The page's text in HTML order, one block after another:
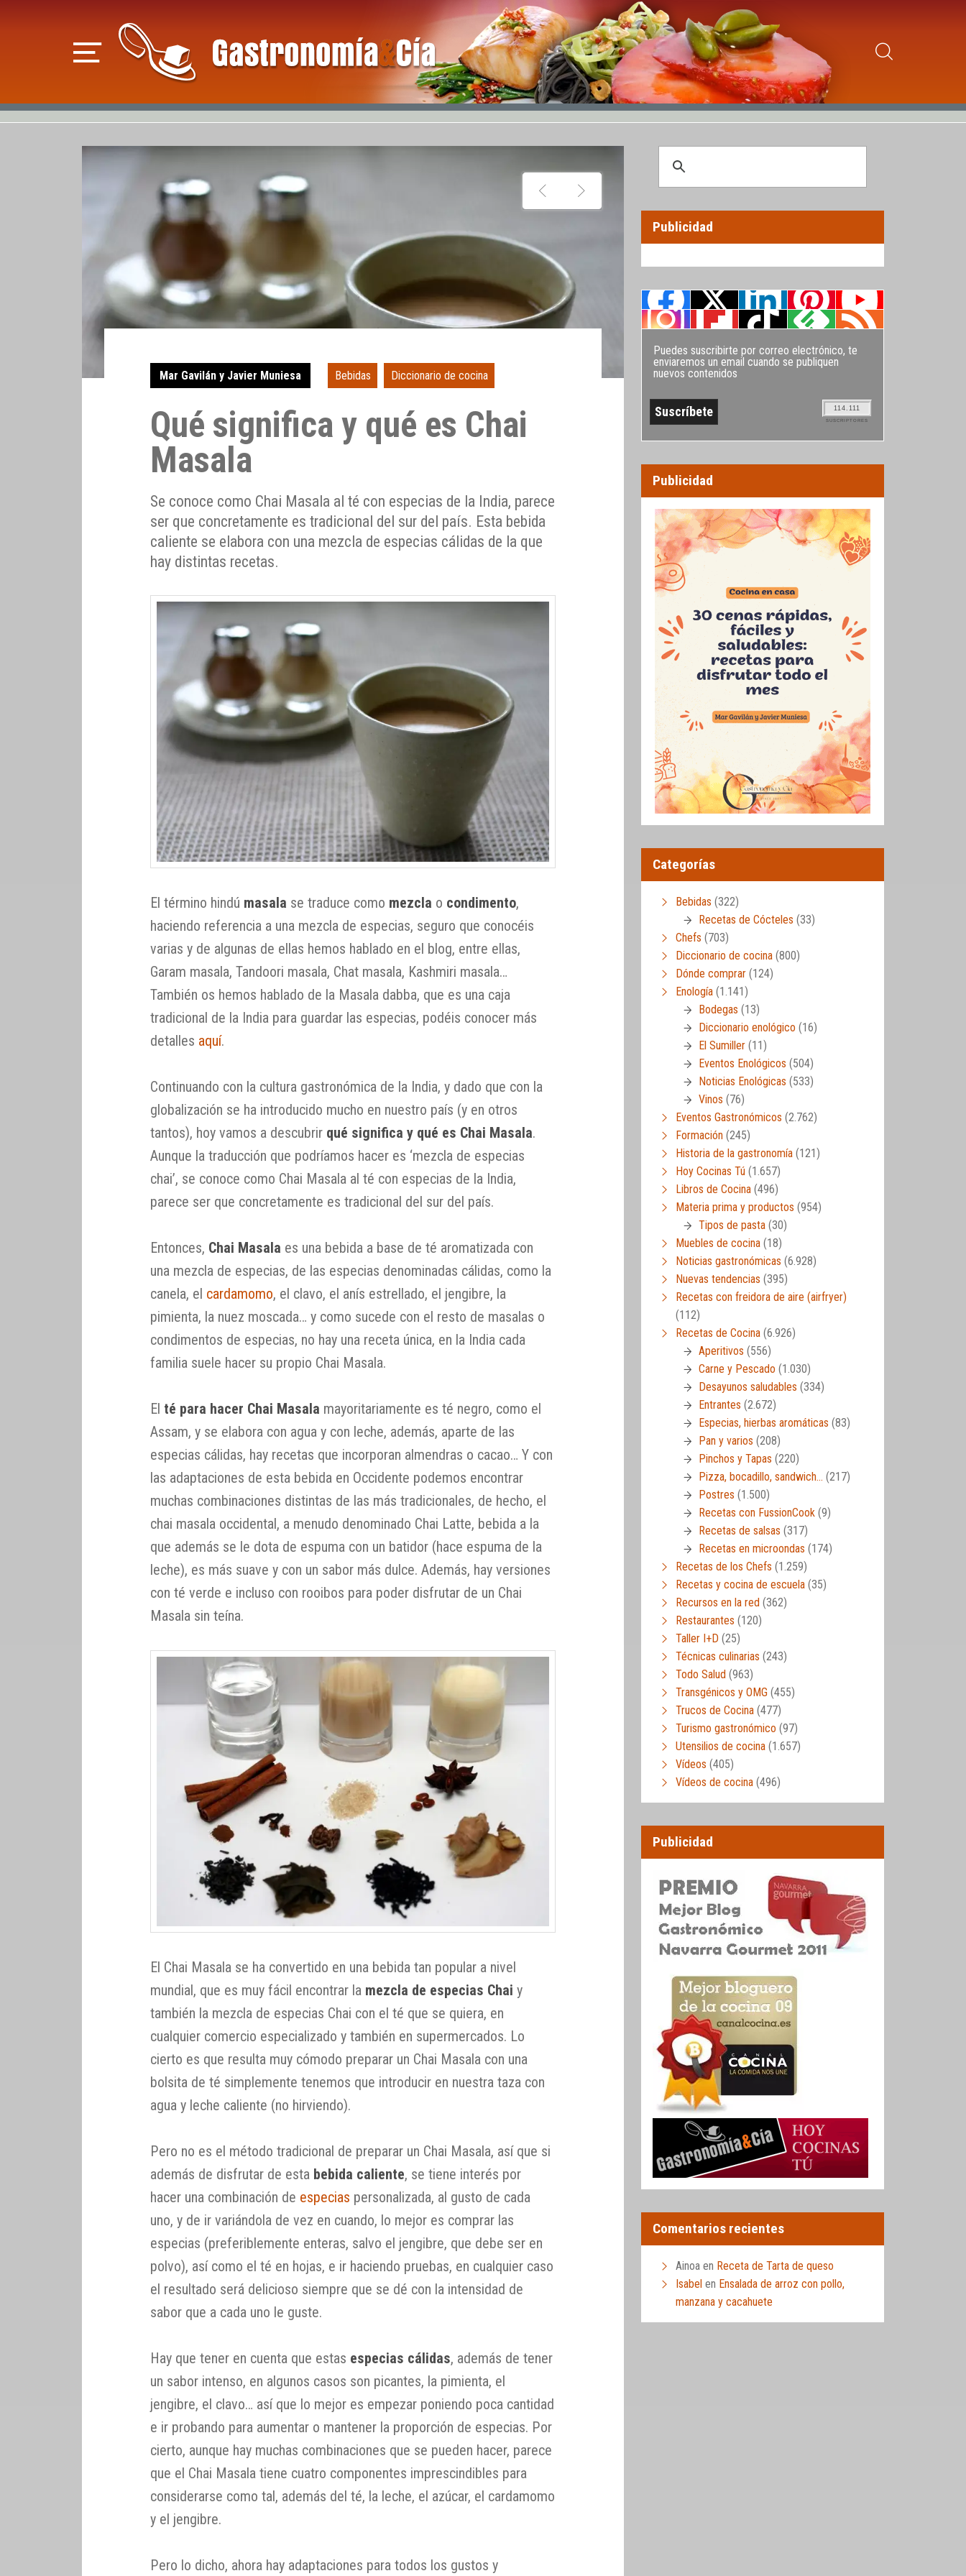
Mar Gavilán y Javier Muniesa Bebidas Diccionario de cocina
Qué significa y qué es Chai
Masala
Se conoce como Chai Masala al té con especias de la India, parece
ser que concretamente es tradicional del sur del país. Esta bebida
caliente se elabora con una mezcla de especias cálidas de la que
hay distintas recetas.
El término hindú masala se traduce como mezcla o condimento,
haciendo referencia a una mezcla de especias, seguro que conocéis
varias y de algunas de ellas hemos hablado en el blog, entre ellas,
Garam masala, Tandoori masala, Chat masala, Kashmiri masala…
También os hemos hablado de la Masala dabba, que es una caja
tradicional de la India para guardar las especias, podéis conocer más
detalles aquí.
Continuando con la cultura gastronómica de la India, y dado que con la
globalización se ha introducido mucho en nuestro país (y en otros
tantos), hoy vamos a descubrir qué significa y qué es Chai Masala.
Aunque la traducción que podríamos hacer es ‘mezcla de especias
chai’, se conoce como Chai Masala al té con especias de la India,
parece ser que concretamente es tradicional del sur del país.
Entonces, Chai Masala es una bebida a base de té aromatizada con
una mezcla de especias, de las especias denominadas cálidas, como la
canela, el cardamomo, el clavo, el anís estrellado, el jengibre, la
pimienta, la nuez moscada… y como sucede con el resto de masalas o
condimentos de especias, no hay una receta única, en la India cada
familia suele hacer su propio Chai Masala.
El té para hacer Chai Masala mayoritariamente es té negro, como el
Assam, y se elabora con agua y con leche, además, aparte de las
especias cálidas, hay recetas que incorporan almendras o cacao… Y con
las adaptaciones de esta bebida en Occidente podemos encontrar
muchas combinaciones distintas de las más tradicionales, de hecho, el
chai masala occidental, a menudo denominado Chai Latte, bebida a la
que además se le dota de espuma con un batidor (hace espuma de la
leche), es más suave y con un sabor más dulce. Además, hay versiones
con té verde e incluso con rooibos para poder disfrutar de un Chai
Masala sin teína.
El Chai Masala se ha convertido en una bebida tan popular a nivel
mundial, que es muy fácil encontrar la mezcla de especias Chai y
también la mezcla de especias Chai con el té que se quiera, en
cualquier comercio especializado y también en supermercados. Lo
cierto es que resulta muy cómodo preparar un Chai Masala con una
bolsita de té simplemente tenemos que introducir en nuestra taza con
agua y leche caliente (no hirviendo).
Pero no es el método tradicional de preparar un Chai Masala, así que si
además de disfrutar de esta bebida caliente, se tiene interés por
hacer una combinación de especias personalizada, al gusto de cada
uno, y de ir variándola de vez en cuando, lo mejor es comprar las
especias (preferiblemente enteras, salvo el jengibre, que debe ser en
polvo), así como el té en hojas, e ir haciendo pruebas, en cualquier caso
el resultado será delicioso siempre que se dé con la intensidad de
sabor que a cada uno le guste.
Hay que tener en cuenta que estas especias cálidas, además de tener
un sabor intenso, en algunos casos son picantes, la pimienta, el
jengibre, el clavo… así que lo mejor es empezar poniendo poca cantidad
e ir probando para aumentar o mantener la proporción de especias. Por
cierto, aunque hay muchas combinaciones que se pueden hacer, parece
que el Chai Masala tiene cuatro componentes imprescindibles para
considerarse como tal, además del té, la leche, el azúcar, el cardamomo
y el jengibre.
Pero lo dicho, ahora hay adaptaciones para todos los gustos y
Publicidad
Puedes suscribirte por correo electrónico, te
enviaremos un email cuando se publiquen
nuevos contenidos
114.111
SUSCRIPTORES
Publicidad
Categorías
Bebidas (322)
Recetas de Cócteles (33)
Chefs (703)
Diccionario de cocina (800)
Dónde comprar (124)
Enología (1.141)
Bodegas (13)
Diccionario enológico (16)
El Sumiller (11)
Eventos Enológicos (504)
Noticias Enológicas (533)
Vinos (76)
Eventos Gastronómicos (2.762)
Formación (245)
Historia de la gastronomía (121)
Hoy Cocinas Tú (1.657)
Libros de Cocina (496)
Materia prima y productos (954)
Tipos de pasta (30)
Muebles de cocina (18)
Noticias gastronómicas (6.928)
Nuevas tendencias (395)
Recetas con freidora de aire (airfryer)
(112)
Recetas de Cocina (6.926)
Aperitivos (556)
Carne y Pescado (1.030)
Desayunos saludables (334)
Entrantes (2.672)
Especias, hierbas aromáticas (83)
Pan y varios (208)
Pinchos y Tapas (220)
Pizza, bocadillo, sandwich… (217)
Postres (1.500)
Recetas con FussionCook (9)
Recetas de salsas (317)
Recetas en microondas (174)
Recetas de los Chefs (1.259)
Recetas y cocina de escuela (35)
Recursos en la red (362)
Restaurantes (120)
Taller I+D (25)
Técnicas culinarias (243)
Todo Salud (963)
Transgénicos y OMG (455)
Trucos de Cocina (477)
Turismo gastronómico (97)
Utensilios de cocina (1.657)
Vídeos (405)
Vídeos de cocina (496)
Publicidad
Comentarios recientes
Ainoa en Receta de Tarta de queso
Isabel en Ensalada de arroz con pollo,
manzana y cacahuete